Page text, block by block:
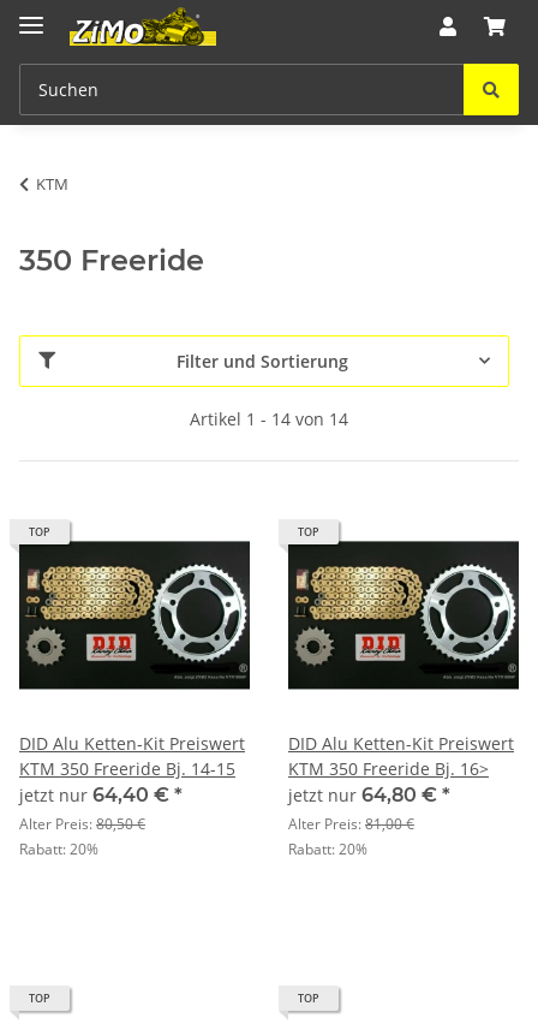
KTM
350 Freeride
Filter und Sortierung
Artikel 1 - 14 von 14
TOP
DID Alu Ketten-Kit Preiswert
KTM 350 Freeride Bj. 14-15
jetzt nur 64,40 € *
Alter Preis:80,50 €
Rabatt:20%
TOP
DID Alu Ketten-Kit Preiswert
KTM 350 Freeride Bj. 16>
jetzt nur 64,80 € *
Alter Preis:81,00 €
Rabatt:20%
TOP TOP